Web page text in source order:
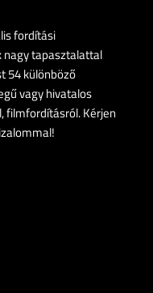
fordítási
tapasztalattal
54 különböző
vagy hivatalos
filmfordításról. Kérjen